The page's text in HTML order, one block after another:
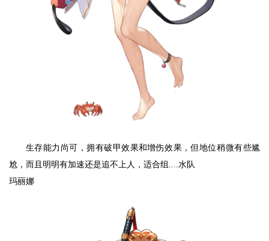
生存能力尚可，拥有破甲效果和增伤效果，但地位稍微有些尴
尬，而且明明有加速还是追不上人，适合组....水队
玛丽娜